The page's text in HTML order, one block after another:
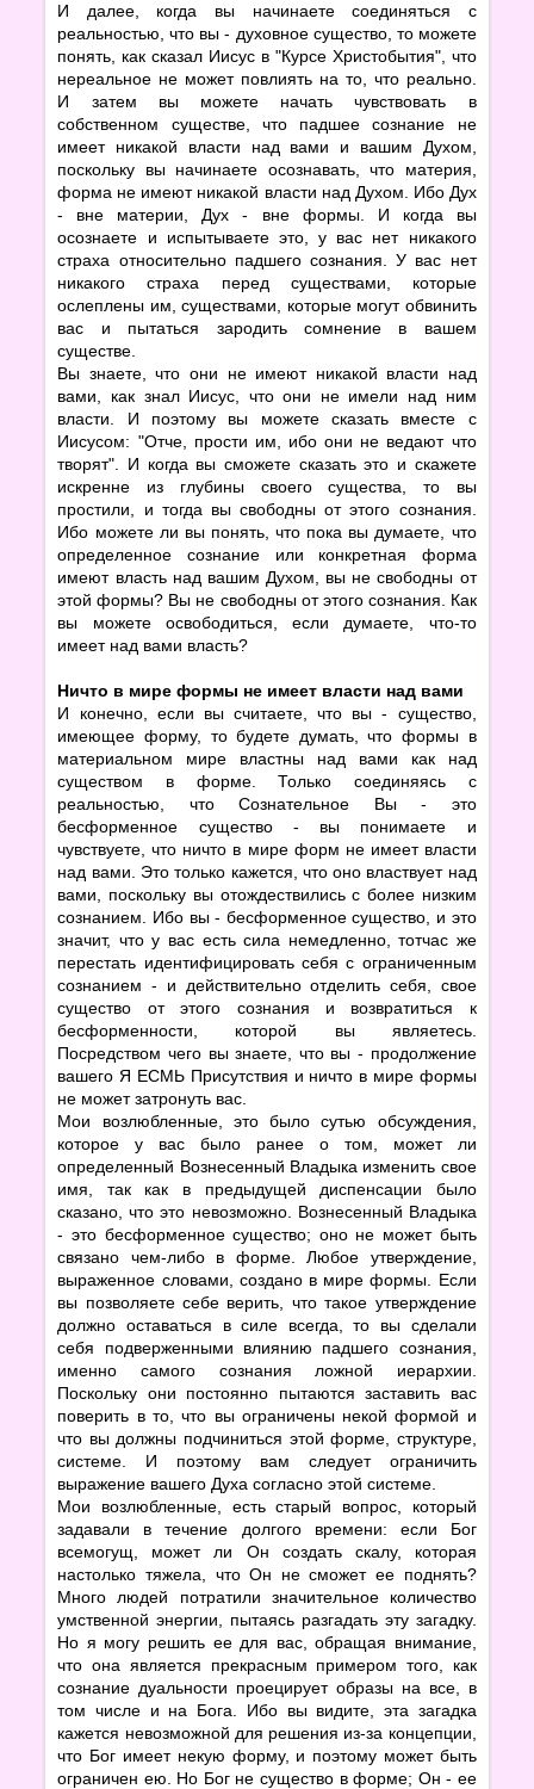
И далее, когда вы начинаете соединяться с
реальностью, что вы - духовное существо, то можете
понять, как сказал Иисус в "Курсе Христобытия", что
нереальное не может повлиять на то, что реально.
И затем вы можете начать чувствовать в
собственном существе, что падшее сознание не
имеет никакой власти над вами и вашим Духом,
поскольку вы начинаете осознавать, что материя,
форма не имеют никакой власти над Духом. Ибо Дух
- вне материи, Дух - вне формы. И когда вы
осознаете и испытываете это, у вас нет никакого
страха относительно падшего сознания. У вас нет
никакого страха перед существами, которые
ослеплены им, существами, которые могут обвинить
вас и пытаться зародить сомнение в вашем
существе.
Вы знаете, что они не имеют никакой власти над
вами, как знал Иисус, что они не имели над ним
власти. И поэтому вы можете сказать вместе с
Иисусом: "Отче, прости им, ибо они не ведают что
творят". И когда вы сможете сказать это и скажете
искренне из глубины своего существа, то вы
простили, и тогда вы свободны от этого сознания.
Ибо можете ли вы понять, что пока вы думаете, что
определенное сознание или конкретная форма
имеют власть над вашим Духом, вы не свободны от
этой формы? Вы не свободны от этого сознания. Как
вы можете освободиться, если думаете, что-то
имеет над вами власть?
Ничто в мире формы не имеет власти над вами
И конечно, если вы считаете, что вы - существо,
имеющее форму, то будете думать, что формы в
материальном мире властны над вами как над
существом в форме. Только соединяясь с
реальностью, что Сознательное Вы - это
бесформенное существо - вы понимаете и
чувствуете, что ничто в мире форм не имеет власти
над вами. Это только кажется, что оно властвует над
вами, поскольку вы отождествились с более низким
сознанием. Ибо вы - бесформенное существо, и это
значит, что у вас есть сила немедленно, тотчас же
перестать идентифицировать себя с ограниченным
сознанием - и действительно отделить себя, свое
существо от этого сознания и возвратиться к
бесформенности, которой вы являетесь.
Посредством чего вы знаете, что вы - продолжение
вашего Я ЕСМЬ Присутствия и ничто в мире формы
не может затронуть вас.
Мои возлюбленные, это было сутью обсуждения,
которое у вас было ранее о том, может ли
определенный Вознесенный Владыка изменить свое
имя, так как в предыдущей диспенсации было
сказано, что это невозможно. Вознесенный Владыка
- это бесформенное существо; оно не может быть
связано чем-либо в форме. Любое утверждение,
выраженное словами, создано в мире формы. Если
вы позволяете себе верить, что такое утверждение
должно оставаться в силе всегда, то вы сделали
себя подверженными влиянию падшего сознания,
именно самого сознания ложной иерархии.
Поскольку они постоянно пытаются заставить вас
поверить в то, что вы ограничены некой формой и
что вы должны подчиниться этой форме, структуре,
системе. И поэтому вам следует ограничить
выражение вашего Духа согласно этой системе.
Мои возлюбленные, есть старый вопрос, который
задавали в течение долгого времени: если Бог
всемогущ, может ли Он создать скалу, которая
настолько тяжела, что Он не сможет ее поднять?
Много людей потратили значительное количество
умственной энергии, пытаясь разгадать эту загадку.
Но я могу решить ее для вас, обращая внимание,
что она является прекрасным примером того, как
сознание дуальности проецирует образы на все, в
том числе и на Бога. Ибо вы видите, эта загадка
кажется невозможной для решения из-за концепции,
что Бог имеет некую форму, и поэтому может быть
ограничен ею. Но Бог не существо в форме; Он - ее